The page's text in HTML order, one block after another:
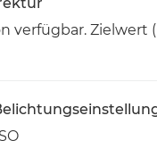
verfügbar. Zielwert